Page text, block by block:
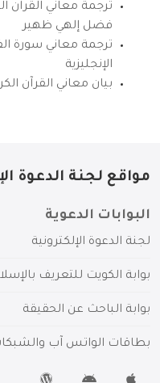
ترجمة معاني القرآن
فضل إلهي ظهير
ترجمة معاني سورة
الإنجليزية
بيان معاني القرآن
مواقع لجنة الدعوة
البوابات الدعوية
لجنة الدعوة الإلكترونية
بوابة الكويت للتعريف
بوابة الباحث عن الحقيقة
بطاقات الواتس آب